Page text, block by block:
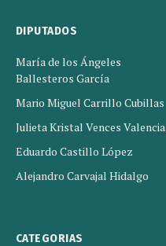
DIPUTADOS
María de los Ángeles
Ballesteros García
Mario Miguel Carrillo Cubillas
Julieta Kristal Vences Valencia
Eduardo Castillo López
Alejandro Carvajal Hidalgo
CATEGORIAS